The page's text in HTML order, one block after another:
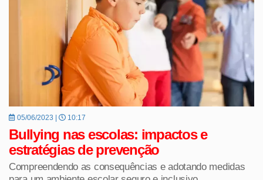
05/06/2023 | 10:17
Bullying nas escolas: impactos e
estratégias de prevenção
Compreendendo as consequências e adotando medidas